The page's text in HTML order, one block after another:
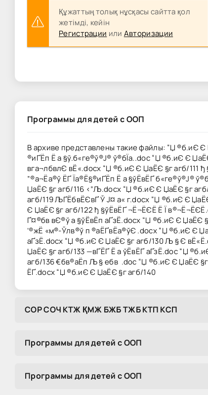
Құжаттың толық нұсқасы сайтта қол
жетімді, кейін
Регистрации или Авторизации
Программы для детей с ООП
В архиве представлены такие файлы: “Џ ®б­.иЄ
®иҐ­Ёп Ё а §ў.б«ге®ў®Ј® ў®бЇа..doc “Џ ®б­.иЄ Є
вга¬лбвлЄ вЁ«.docx “Џ ®б­.иЄ Є ЏаЁЄ §г агб/111
”®а¬Ёа®ў ­ЁҐ Їа®Ё§­®иҐ­Ёп Ё а §ўЁвЁҐ б«ге®ў®Ј®
ЏаЁЄ §г агб/116 ‹”Љ.docx “Џ ®б­.иЄ Є ЏаЁЄ §г
агб/119 ЉҐ­ЁбвЁЄвҐ Ў Ј¤ а« г.docx “Џ ®б­.иЄ Є
Є ЏаЁЄ §г агб/122 ђ §ўЁвЁҐ ¬Ё¬ЁЄЁ Ё Ї
Ґ¤®бв вЄ®ў а §ўЁвЁп аҐзЁ.docx “Џ ®б­.иЄ Є ЏаЁЄ
‘®жЁ «м­®-Ўлв®ў п ®аЁҐ­вЁа®ўЄ .docx “Џ ®б­.иЄ Є
аҐзЁ.docx “Џ ®б­.иЄ Є ЏаЁЄ §г агб/130 Љ § Є
ЏаЁЄ §г агб/133 —вҐ­ЁҐ Ё а ўЁвЁҐ аҐзЁ.doc “Џ
агб/136 €бв®аЁп Љ § ебв ­ .doc “Џ ®б­.иЄ Є ЏаЁЄ
ЁҐ.docx “Џ ®б­.иЄ Є ЏаЁЄ §г агб/140
COP COЧ KTЖ ҚMЖ БЖБ TЖБ KTП KCП
Программы для детей с ООП
Программы для детей с ООП